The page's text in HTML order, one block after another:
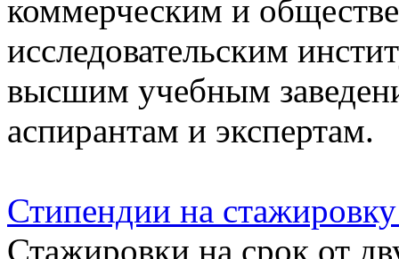
коммерческим и
исследовательским
высшим учебным
аспирантам и экспертам.
Стипендии на
Стажировки на срок от